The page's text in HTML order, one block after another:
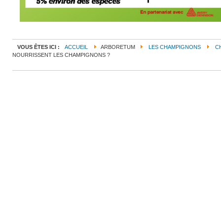
VOUS ÊTES ICI : ACCUEIL ARBORETUM LES CHAMPIGNONS
NOURRISSENT LES CHAMPIGNONS ?